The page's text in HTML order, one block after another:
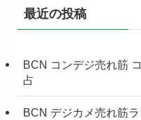
最近の投稿
BCN コンデジ売れ筋
占
BCN デジカメ売れ筋